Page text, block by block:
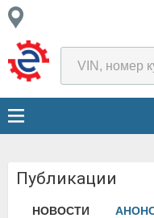
Публикации
НОВОСТИ